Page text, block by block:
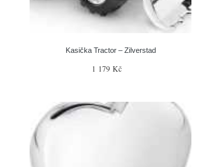
Kasička Tractor – Zilverstad
1 179 Kč